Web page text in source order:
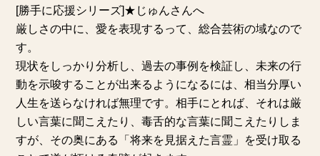
[勝手に応援シリーズ]★じゅんさんへ
厳しさの中に、愛を表現するって、総合芸術の域なので
す。
現状をしっかり分析し、過去の事例を検証し、未来の行
動を示唆することが出来るようになるには、相当分厚い
人生を送らなければ無理です。相手にとれば、それは厳
しい言葉に聞こえたり、毒舌的な言葉に聞こえたりしま
すが、その奥にある「将来を見据えた言霊」を受け取る